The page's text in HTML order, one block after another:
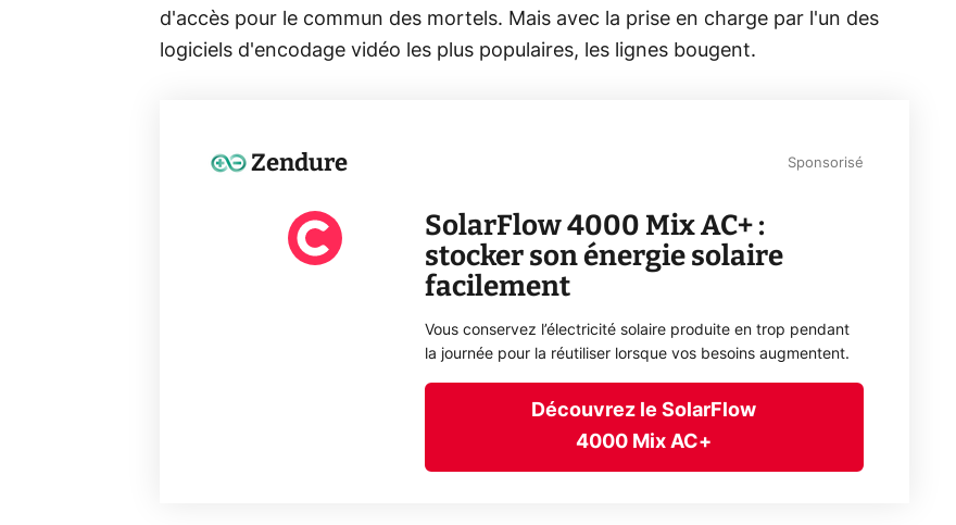
d'accès pour le commun des mortels. Mais avec la prise en charge par l'un des
logiciels d'encodage vidéo les plus populaires, les lignes bougent.
Zendure Sponsorisé
SolarFlow 4000 Mix AC+ :
stocker son énergie solaire
facilement
Vous conservez l’électricité solaire produite en trop pendant
la journée pour la réutiliser lorsque vos besoins augmentent.
Découvrez le SolarFlow
4000 Mix AC+